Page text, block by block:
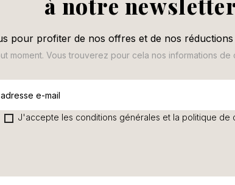
à notre
pour profiter de nos offres et de nos réductions
moment. Vous trouverez pour cela nos informations
J'accepte les conditions générales et la politique de